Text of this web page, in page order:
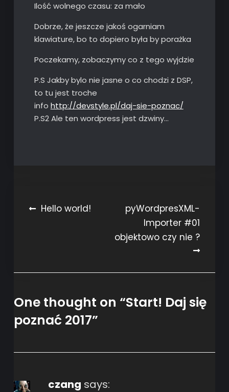
Ilość wolnego czasu: za mało
Dobrze, że jeszcze jakoś ogarniam
klawiature, bo to dopiero była by porażka
Poczekamy, zobaczymy co z tego wyjdzie
P.S Jakby bylo nie jasne o co chodzi z DSP,
to tu jest troche
info http://devstyle.pl/daj-sie-poznac/
P.S2 Ale ten wordpress jest dzwiny…
PostHello world!
pyWordpresXML-
Importer #01
objektowo czy nie ?
One thought on “Start! Daj się
poznać 2017”
czang says: